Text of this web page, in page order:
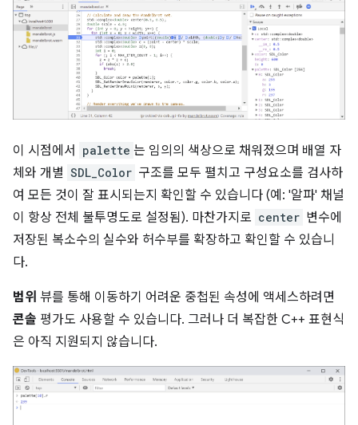
이 시점에서 palette 는 임의의 색상으로 채워졌으며 배열 자
체와 개별 SDL_Color 구조를 모두 펼치고 구성요소를 검사하
여 모든 것이 잘 표시되는지 확인할 수 있습니다 (예: '알파' 채널
이 항상 전체 불투명도로 설정됨). 마찬가지로 center 변수에
저장된 복소수의 실수와 허수부를 확장하고 확인할 수 있습니
다.
범위 뷰를 통해 이동하기 어려운 중첩된 속성에 액세스하려면
콘솔 평가도 사용할 수 있습니다. 그러나 더 복잡한 C++ 표현식
은 아직 지원되지 않습니다.